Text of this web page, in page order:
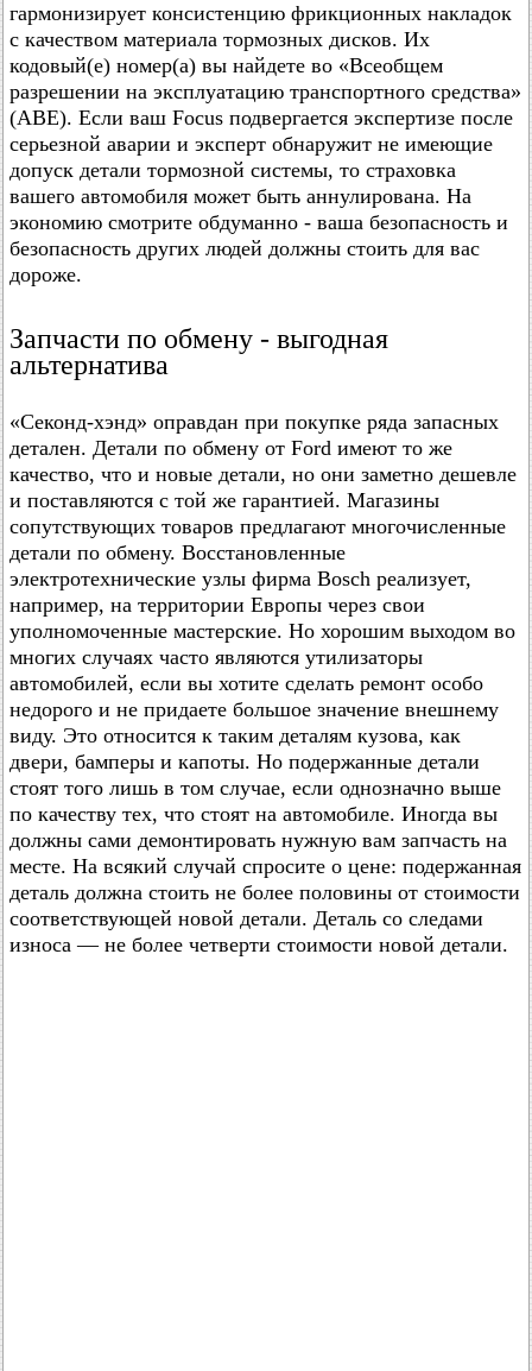
гармонизирует консистенцию фрикционных накладок
с качеством материала тормозных дисков. Их
кодовый(е) номер(а) вы найдете во «Всеобщем
разрешении на эксплуатацию транспортного средства»
(АВЕ). Если ваш Focus подвергается экспертизе после
серьезной аварии и эксперт обнаружит не имеющие
допуск детали тормозной системы, то страховка
вашего автомобиля может быть аннулирована. На
экономию смотрите обдуманно - ваша безопасность и
безопасность других людей должны стоить для вас
дороже.
Запчасти по обмену - выгодная
альтернатива
«Секонд-хэнд» оправдан при покупке ряда запасных
детален. Детали по обмену от Ford имеют то же
качество, что и новые детали, но они заметно дешевле
и поставляются с той же гарантией. Магазины
сопутствующих товаров предлагают многочисленные
детали по обмену. Восстановленные
электротехнические узлы фирма Bosch реализует,
например, на территории Европы через свои
уполномоченные мастерские. Но хорошим выходом во
многих случаях часто являются утилизаторы
автомобилей, если вы хотите сделать ремонт особо
недорого и не придаете большое значение внешнему
виду. Это относится к таким деталям кузова, как
двери, бамперы и капоты. Но подержанные детали
стоят того лишь в том случае, если однозначно выше
по качеству тех, что стоят на автомобиле. Иногда вы
должны сами демонтировать нужную вам запчасть на
месте. На всякий случай спросите о цене: подержанная
деталь должна стоить не более половины от стоимости
соответствующей новой детали. Деталь со следами
износа — не более четверти стоимости новой детали.